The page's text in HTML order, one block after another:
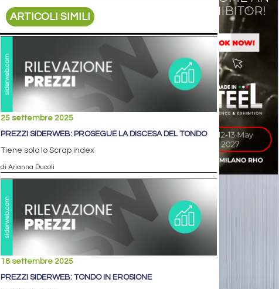
ARTICOLI SIMILI
25 settembre 2025
PREZZI SIDERWEB: PROSEGUE LA DISCESA DEL TONDO
Tiene solo lo Scrap index
di Arianna Ducoli
18 settembre 2025
PREZZI SIDERWEB: TONDO IN EROSIONE